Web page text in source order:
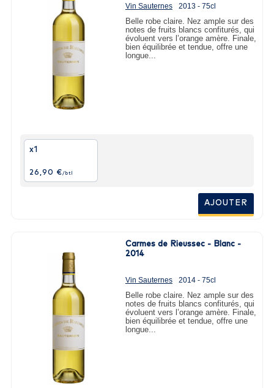
Vin Sauternes 2013 - 75cl
Belle robe claire. Nez ample sur des
notes de fruits blancs confiturés, qui
évoluent vers l’orange amère. Finale,
bien équilibrée et tendue, offre une
longue...
x1
26,90 €/btl
AJOUTER
Carmes de Rieussec - Blanc -
2014
Vin Sauternes 2014 - 75cl
Belle robe claire. Nez ample sur des
notes de fruits blancs confiturés, qui
évoluent vers l’orange amère. Finale,
bien équilibrée et tendue, offre une
longue...